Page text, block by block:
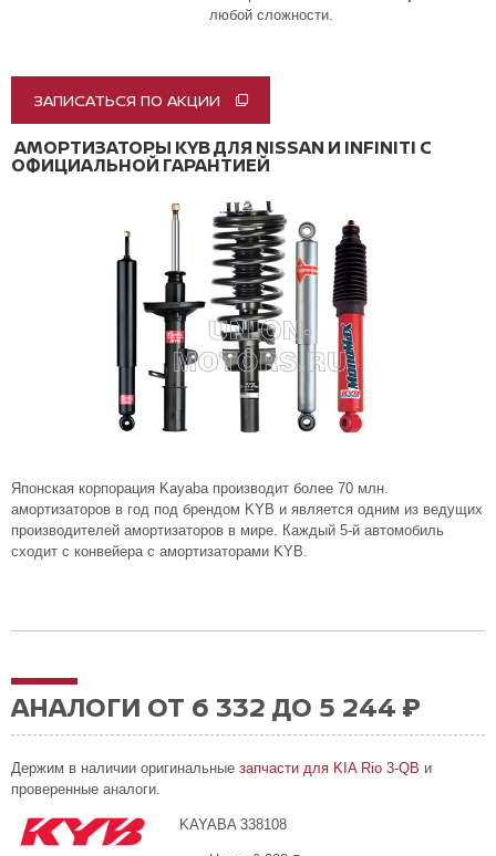
любой сложности.
ЗАПИСАТЬСЯ ПО АКЦИИ
АМОРТИЗАТОРЫ KYB ДЛЯ NISSAN И INFINITI С
ОФИЦИАЛЬНОЙ ГАРАНТИЕЙ
Японская корпорация Kayaba производит более 70 млн.
амортизаторов в год под брендом KYB и является одним из ведущих
производителей амортизаторов в мире. Каждый 5-й автомобиль
сходит с конвейера с амортизаторами KYB.
АНАЛОГИ ОТ 6 332 ДО 5 244 ₽
Держим в наличии оригинальные запчасти для KIA Rio 3-QB и
проверенные аналоги.
KAYABA 338108